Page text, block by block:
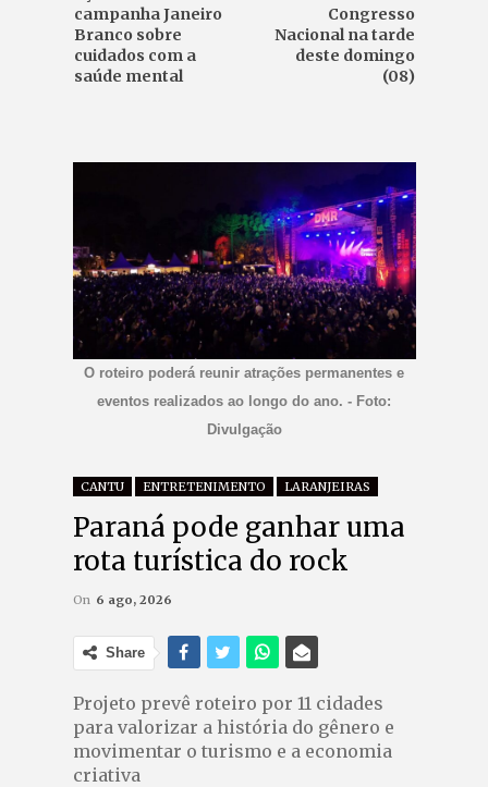
campanha Janeiro
Branco sobre
cuidados com a
saúde mental
Congresso
Nacional na tarde
deste domingo
(08)
O roteiro poderá reunir atrações permanentes e
eventos realizados ao longo do ano. - Foto:
Divulgação
CANTU ENTRETENIMENTO LARANJEIRAS
Paraná pode ganhar uma
rota turística do rock
On 6 ago, 2026
Share
Projeto prevê roteiro por 11 cidades
para valorizar a história do gênero e
movimentar o turismo e a economia
criativa